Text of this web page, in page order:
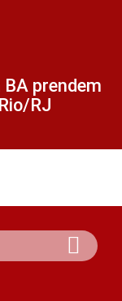
BA prendem
RJ